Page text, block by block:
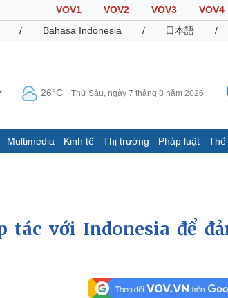
VOV1 VOV2 VOV3 VOV4
/ Bahasa Indonesia / 日本語 /
26°C Thứ Sáu, ngày 7 tháng 8 năm 2026
Multimedia Kinh tế Thị trường Pháp luật Thể
Thể thao
tác với Indonesia để